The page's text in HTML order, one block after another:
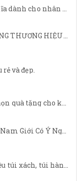
Quà tặng độc đáo và ý nghĩa dành cho nhân viên dịp tết.
ÁO GIÓ ĐỒNG PHỤC – NÂNG THƯƠNG HIỆU DOANH NGHIỆP LÊN TẦM CAO MỚI
và đẹp.
Doanh nghiệp nên lựa chọn quà tặng cho khách hàng ở đâu?
Tặng Quà Thắt Lưng Cho Nam Giới Có Ý Nghĩa Gì
Bạn đã từng sử dụng nhiều túi xách, túi hàng hiệu,… nhưng bạn đã bao giờ nghe đến túi vải không dệt chưa?